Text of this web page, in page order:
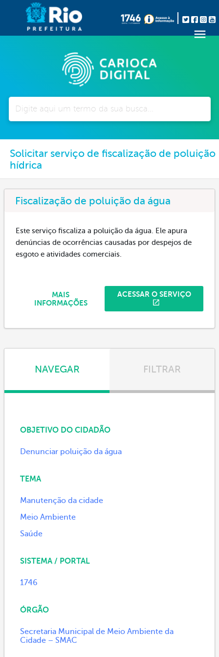
Solicitar serviço de fiscalização de poluição
hídrica
Fiscalização de poluição da água
Este serviço fiscaliza a poluição da água. Ele apura
denúncias de ocorrências causadas por despejos de
esgoto e atividades comerciais.
ACESSAR O SERVIÇO
MAIS
INFORMAÇÕES
NAVEGAR FILTRAR
OBJETIVO DO CIDADÃO
Denunciar poluição da água
TEMA
Manutenção da cidade
Meio Ambiente
Saúde
SISTEMA / PORTAL
1746
ÓRGÃO
Secretaria Municipal de Meio Ambiente da
Cidade – SMAC